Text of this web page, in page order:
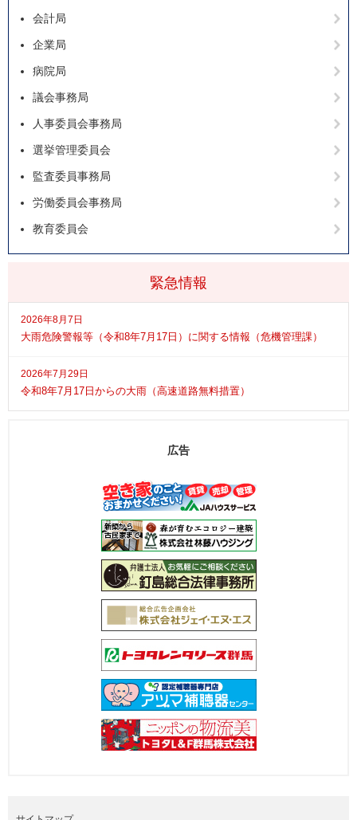
緊急情報
2026年8月7日
大雨危険警報等（令和8年7月17日）に関する情報（危機管理課）
2026年7月29日
令和8年7月17日からの大雨（高速道路無料措置）
会計局
企業局
病院局
議会事務局
人事委員会事務局
選挙管理委員会
監査委員事務局
労働委員会事務局
教育委員会
広告